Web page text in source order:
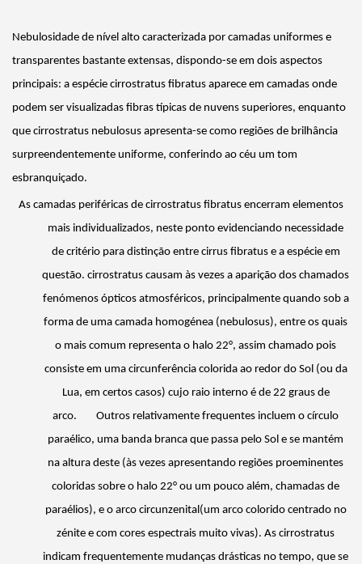
Nebulosidade de nível alto caracterizada por camadas uniformes e
transparentes bastante extensas, dispondo-se em dois aspectos
principais: a espécie cirrostratus fibratusaparece em camadas onde
podem ser visualizadas fibras típicas de nuvens superiores, enquanto
que cirrostratus nebulosusapresenta-se como regiões de brilhância
surpreendentemente uniforme, conferindo ao céu um tom
esbranquiçado.
As camadas periféricas de cirrostratus fibratus encerram elementos
mais individualizados, neste ponto evidenciando necessidade
de critério para distinção entre cirrus fibratuse a espécie em
questão. cirrostratus causam às vezes a aparição dos chamados
fenómenos ópticos atmosféricos, principalmente quando sob a
forma de uma camada homogénea (nebulosus), entre os quais
o mais comum representa o halo 22°, assim chamado pois
consiste em uma circunferência colorida ao redor do Sol (ou da
Lua, em certos casos) cujo raio interno é de 22 graus de
arco.
Outros relativamente frequentes incluem o círculo
paraélico, uma banda branca que passa pelo Sol e se mantém
na altura deste (às vezes apresentando regiões proeminentes
coloridas sobre o halo 22° ou um pouco além, chamadas de
paraélios), e o arco circunzenital (um arco colorido centrado no
zénite e com cores espectrais muito vivas). As cirrostratus
indicam frequentemente mudanças drásticas no tempo, que se